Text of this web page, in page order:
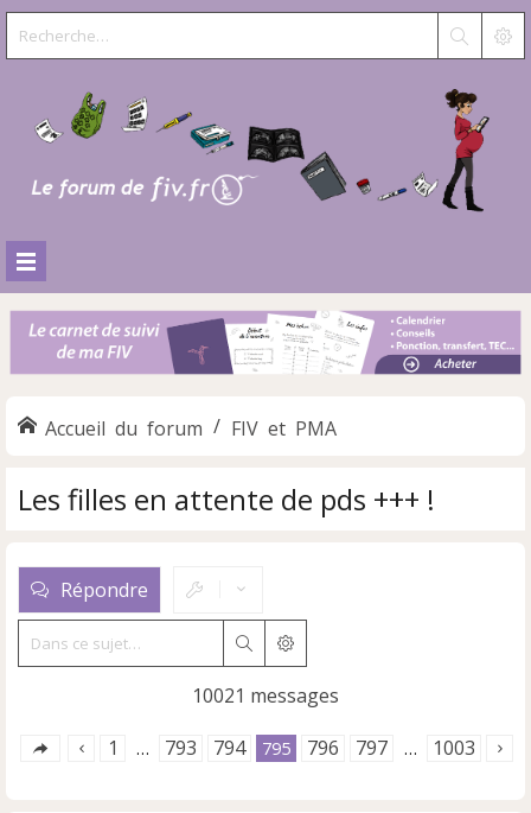
Accueil du forum FIV et PMA
Les filles en attente de pds +++ !
Répondre
RechercherRecherche avancée
10021 messages
1 … 793 794 795 796 797 … 1003